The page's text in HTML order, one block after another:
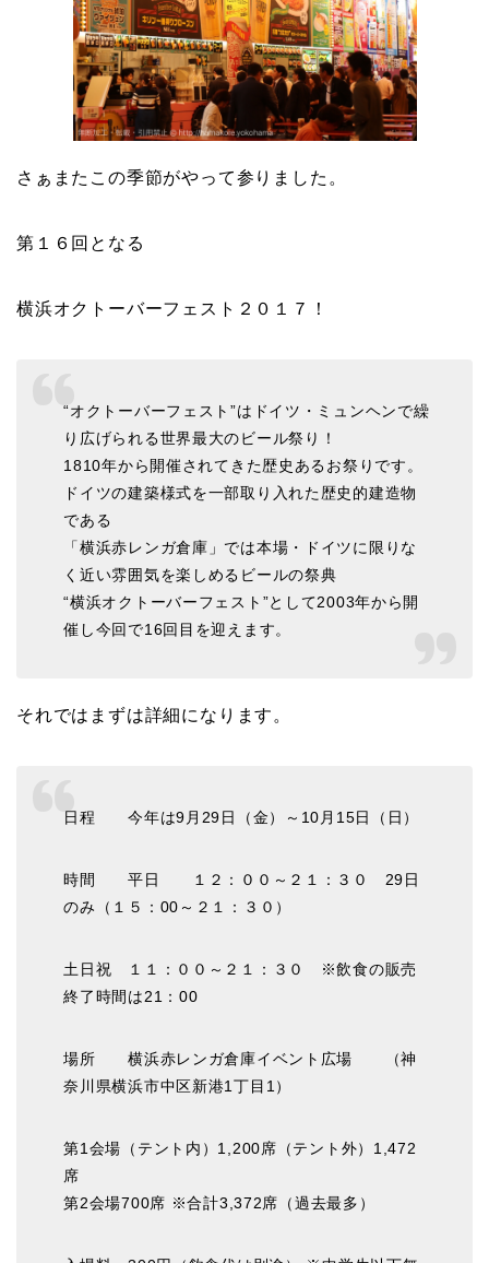
さぁまたこの季節がやって参りました。
第１６回となる
横浜オクトーバーフェスト２０１７！
“オクトーバーフェスト”はドイツ・ミュンヘンで繰
り広げられる世界最大のビール祭り！
1810年から開催されてきた歴史あるお祭りです。
ドイツの建築様式を一部取り入れた歴史的建造物
である
「横浜赤レンガ倉庫」では本場・ドイツに限りな
く近い雰囲気を楽しめるビールの祭典
“横浜オクトーバーフェスト”として2003年から開
催し今回で16回目を迎えます。
それではまずは詳細になります。
日程 今年は9月29日（金）～10月15日（日）
時間 平日 １２：００～２１：３０ 29日
のみ（１５：00～２１：３０）
土日祝 １１：００～２１：３０
※飲食の販売
終了時間は21：00
場所 横浜赤レンガ倉庫イベント広場 （神
奈川県横浜市中区新港1丁目1）
第1会場（テント内）1,200席（テント外）1,472
席
第2会場700席 ※合計3,372席（過去最多）